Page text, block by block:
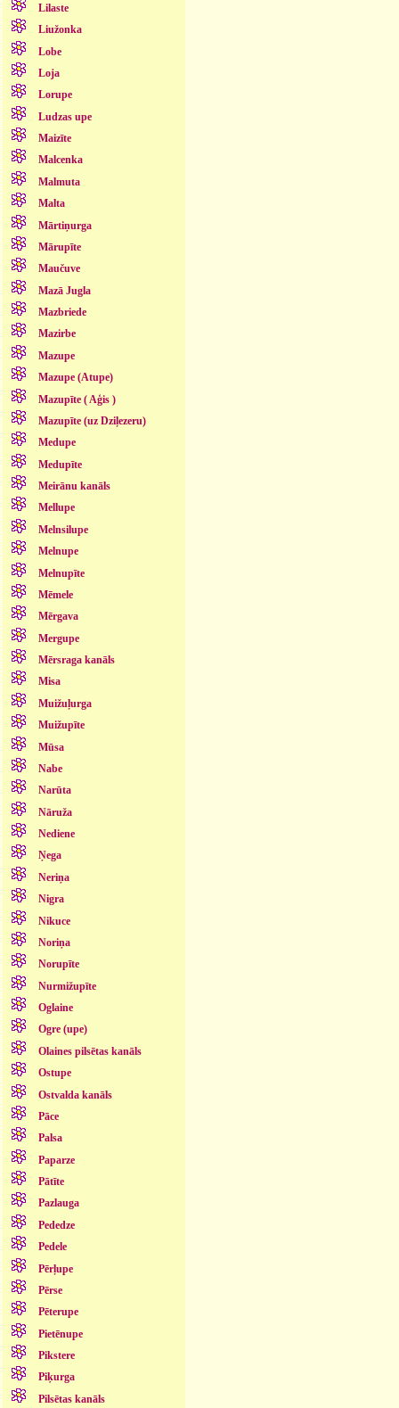
Lilaste
Liužonka
Lobe
Loja
Lorupe
Ludzas upe
Maizīte
Malcenka
Malmuta
Malta
Mārtiņurga
Mārupīte
Maučuve
Mazā Jugla
Mazbriede
Mazirbe
Mazupe
Mazupe (Atupe)
Mazupīte ( Aģis )
Mazupīte (uz Dziļezeru)
Medupe
Medupīte
Meirānu kanāls
Mellupe
Melnsilupe
Melnupe
Melnupīte
Mēmele
Mērgava
Mergupe
Mērsraga kanāls
Misa
Muižuļurga
Muižupīte
Mūsa
Nabe
Narūta
Nāruža
Nediene
Ņega
Neriņa
Nigra
Nikuce
Noriņa
Norupīte
Nurmižupīte
Oglaine
Ogre (upe)
Olaines pilsētas kanāls
Ostupe
Ostvalda kanāls
Pāce
Palsa
Paparze
Pātīte
Pazlauga
Pededze
Pedele
Pērļupe
Pērse
Pēterupe
Pietēnupe
Pikstere
Piķurga
Pilsētas kanāls